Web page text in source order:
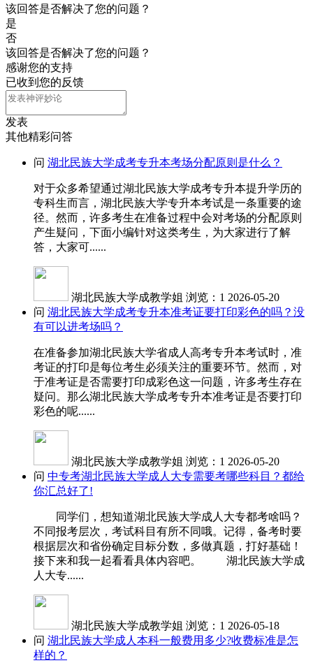
该回答是否解决了您的问题？
是
否
该回答是否解决了您的问题？
感谢您的支持
已收到您的反馈
发表
其他精彩问答
问 湖北民族大学成考专升本考场分配原则是什么？
对于众多希望通过湖北民族大学成考专升本提升学历的
专科生而言，湖北民族大学专升本考试是一条重要的途
径。然而，许多考生在准备过程中会对考场的分配原则
产生疑问，下面小编针对这类考生，为大家进行了解
答，大家可......
湖北民族大学成教学姐 浏览：1 2026-05-20
问 湖北民族大学成考专升本准考证要打印彩色的吗？没
有可以进考场吗？
在准备参加湖北民族大学省成人高考专升本考试时，准
考证的打印是每位考生必须关注的重要环节。然而，对
于准考证是否需要打印成彩色这一问题，许多考生存在
疑问。那么湖北民族大学成考专升本准考证是否要打印
彩色的呢......
湖北民族大学成教学姐 浏览：1 2026-05-20
问 中专考湖北民族大学成人大专需要考哪些科目？都给
你汇总好了!
同学们，想知道湖北民族大学成人大专都考啥吗？
不同报考层次，考试科目有所不同哦。记得，备考时要
根据层次和省份确定目标分数，多做真题，打好基础！
接下来和我一起看看具体内容吧。 湖北民族大学成
人大专......
湖北民族大学成教学姐 浏览：1 2026-05-18
问 湖北民族大学成人本科一般费用多少?收费标准是怎
样的？